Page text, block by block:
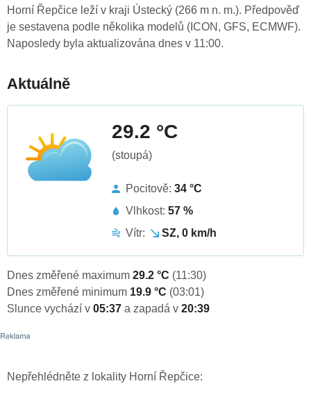
Horní Řepčice leží v kraji Ústecký (266 m n. m.). Předpověď
je sestavena podle několika modelů (ICON, GFS, ECMWF).
Naposledy byla aktualizována dnes v 11:00.
Aktuálně
29.2 °C
(stoupá)
Pocitově: 34 °C
Vlhkost: 57 %
Vítr:
SZ, 0 km/h
Dnes změřené maximum 29.2 °C (11:30)
Dnes změřené minimum 19.9 °C (03:01)
Slunce vychází v 05:37 a zapadá v 20:39
Nepřehlédněte z lokality Horní Řepčice: